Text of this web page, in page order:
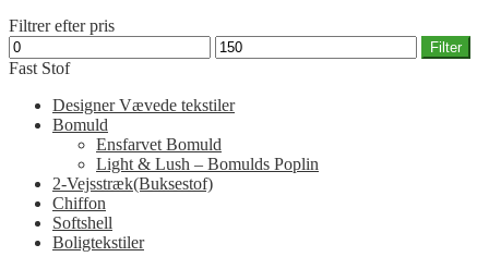
Filtrer efter pris
Mindste
pris
Højeste
pris
Filter
Fast Stof
Designer Vævede tekstiler
Bomuld
Ensfarvet Bomuld
Light & Lush – Bomulds Poplin
2-Vejsstræk(Buksestof)
Chiffon
Softshell
Boligtekstiler